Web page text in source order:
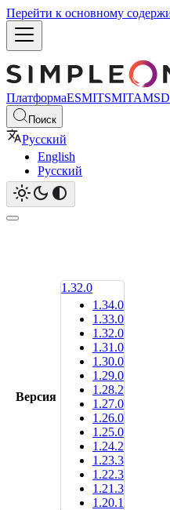
Перейти к основному
ПлатформаESMITSMITAM
Поиск
Русский
English
Русский
Версия
1.32.0
1.34.0
1.33.0
1.32.0
1.31.0
1.30.0
1.29.0
1.28.2
1.27.0
1.26.0
1.25.0
1.24.2
1.23.3
1.22.3
1.21.3
1.20.1